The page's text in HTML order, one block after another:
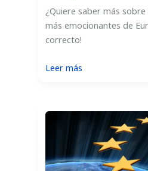
¿Quiere saber más
más emocionantes de
correcto!
Leer más:
las
mejores
loterías
europeas